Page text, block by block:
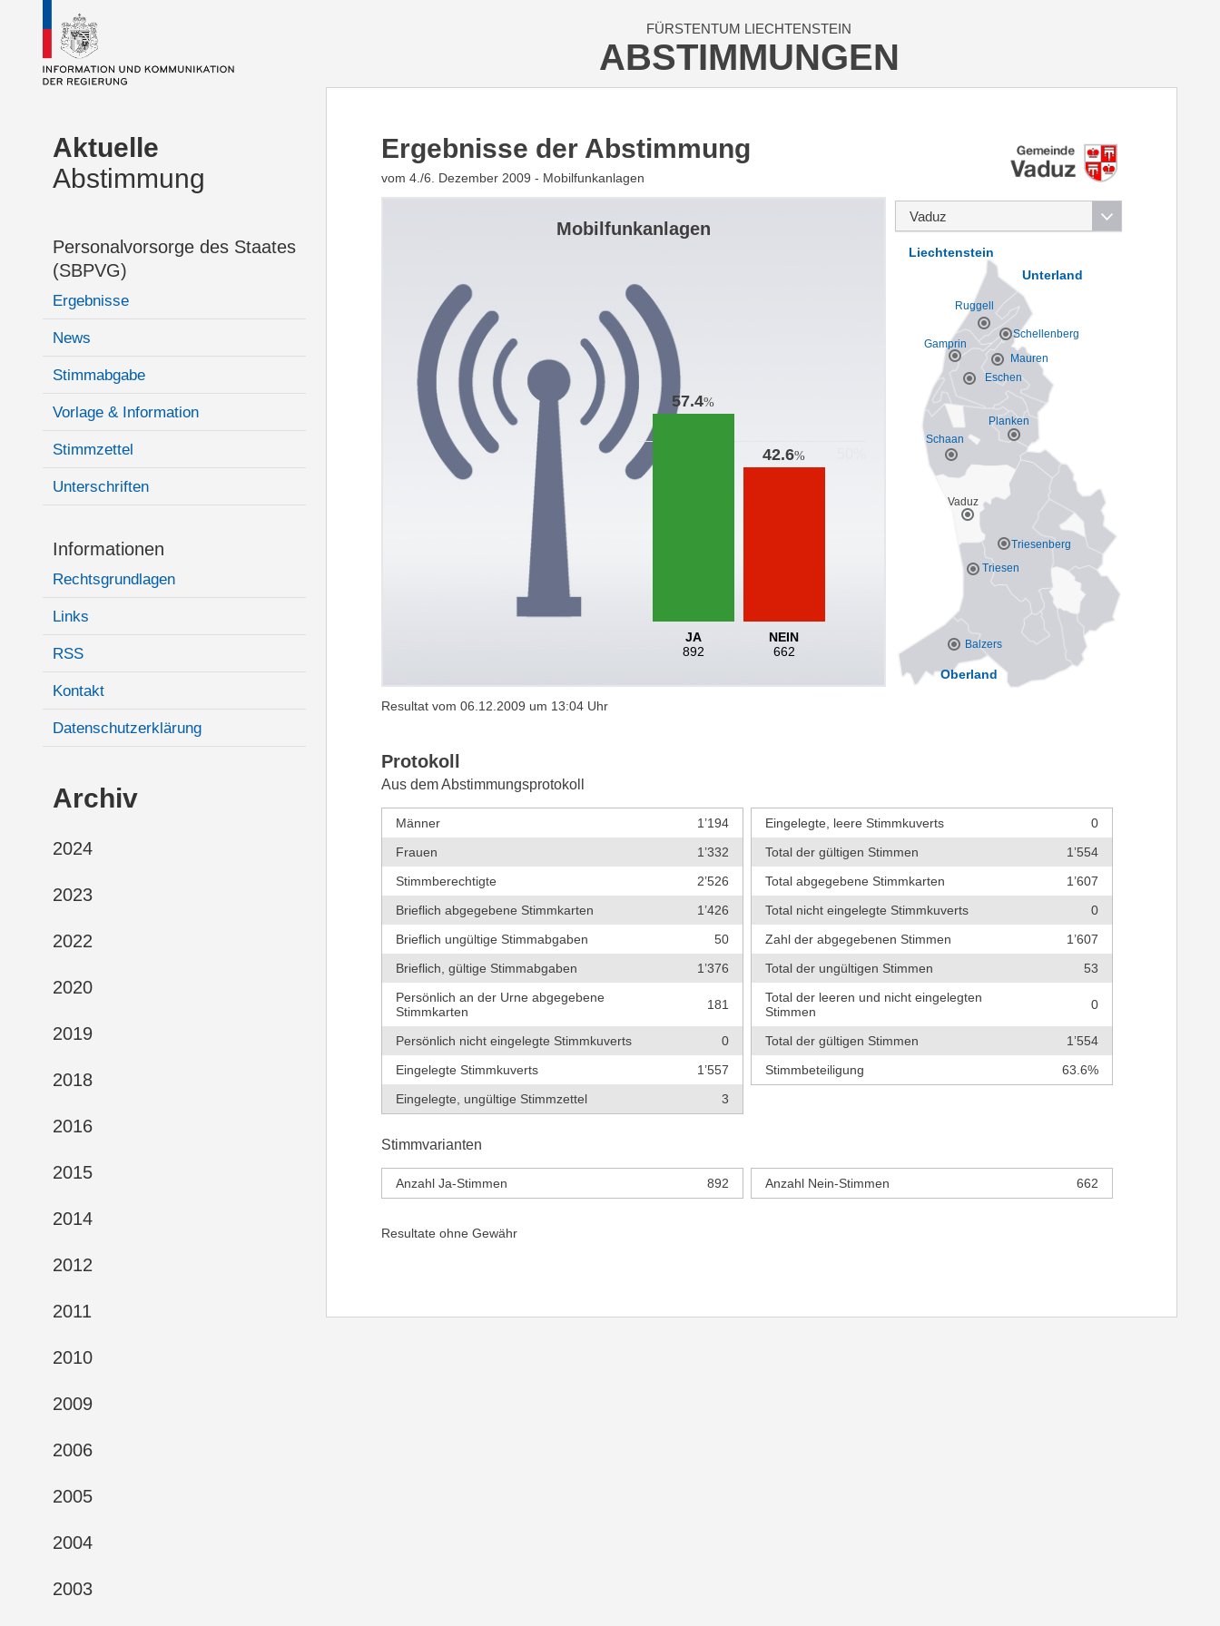
FÜRSTENTUM LIECHTENSTEIN
ABSTIMMUNGEN
Aktuelle
Abstimmung
Personalvorsorge des Staates
(SBPVG)
Ergebnisse
News
Stimmabgabe
Vorlage & Information
Stimmzettel
Unterschriften
Informationen
Rechtsgrundlagen
Links
RSS
Kontakt
Datenschutzerklärung
Archiv
2024
2023
2022
2020
2019
2018
2016
2015
2014
2012
2011
2010
2009
2006
2005
2004
2003
Vaduz
Balzers
Planken
Schaan
Triesen
Triesenberg
Eschen
Gamprin
Mauren
Ruggell
Schellenberg
Oberland
Unterland
Liechtenstein
Ergebnisse der Abstimmung
vom 4./6. Dezember 2009 - Mobilfunkanlagen
Mobilfunkanlagen
57.4%
JA
892
42.6%
NEIN
662
Resultat vom 06.12.2009 um 13:04 Uhr
Protokoll
Aus dem Abstimmungsprotokoll
Männer
1’194
Frauen
1’332
Stimmberechtigte
2’526
Brieflich abgegebene Stimmkarten
1’426
Brieflich ungültige Stimmabgaben
50
Brieflich, gültige Stimmabgaben
1’376
Persönlich an der Urne abgegebene
Stimmkarten
181
Persönlich nicht eingelegte Stimmkuverts
0
Eingelegte Stimmkuverts
1’557
Eingelegte, ungültige Stimmzettel
3
Eingelegte, leere Stimmkuverts
0
Total der gültigen Stimmen
1’554
Total abgegebene Stimmkarten
1’607
Total nicht eingelegte Stimmkuverts
0
Zahl der abgegebenen Stimmen
1’607
Total der ungültigen Stimmen
53
Total der leeren und nicht eingelegten
Stimmen
0
Total der gültigen Stimmen
1’554
Stimmbeteiligung
63.6%
Stimmvarianten
Anzahl Ja-Stimmen 892 Anzahl Nein-Stimmen 662
Resultate ohne Gewähr